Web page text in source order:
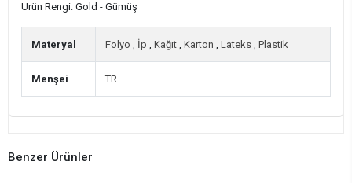
Ürün Rengi: Gold - Gümüş
Materyal Folyo , İp , Kağıt , Karton , Lateks , Plastik
Menşei TR
Benzer Ürünler